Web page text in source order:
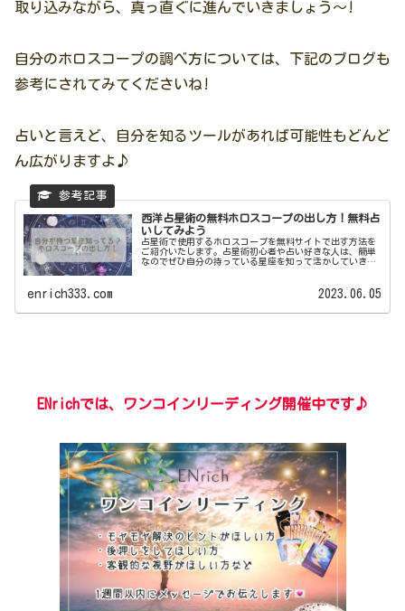
取り込みながら、真っ直ぐに進んでいきましょう〜!
自分のホロスコープの調べ方については、下記のブログも
参考にされてみてくださいね!
占いと言えど、自分を知るツールがあれば可能性もどんど
ん広がりますよ♪
西洋占星術の無料ホロスコープの出し方！無料占
いしてみよう
占星術で使用するホロスコープを無料サイトで出す方法を
ご紹介いたします。占星術初心者や占い好きな人は、簡単
なのでぜひ自分の持っている星座を知って活かしていきま
enrich333.com 2023.06.05
ENrichでは、ワンコインリーディング開催中です♪